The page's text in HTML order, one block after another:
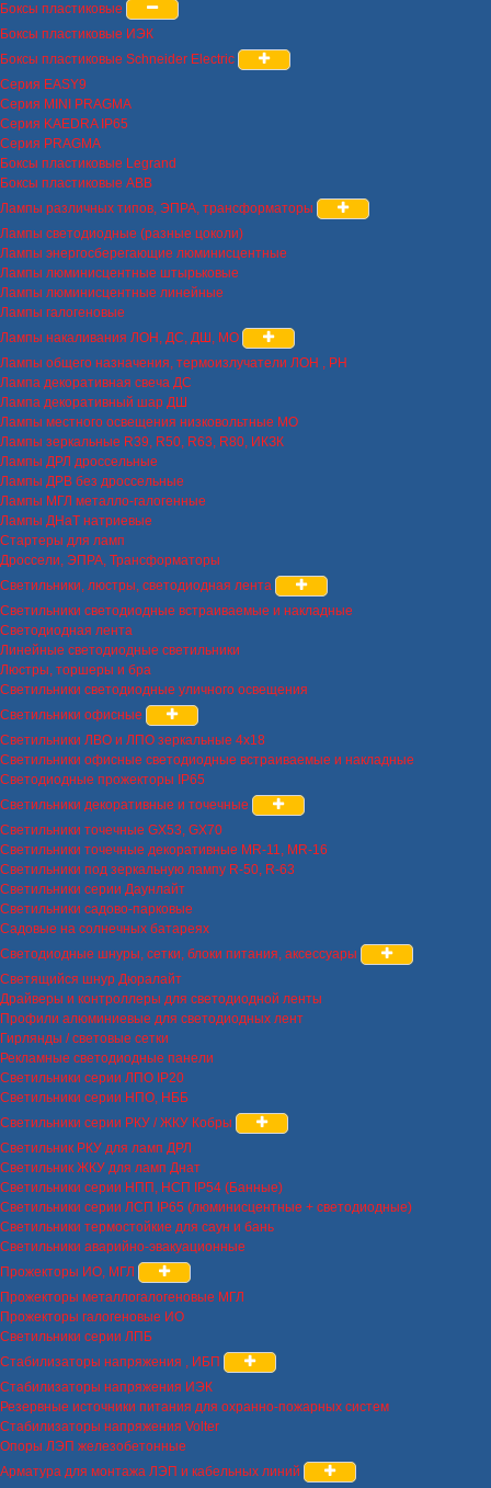
Боксы пластиковые
Боксы пластиковые ИЭК
Боксы пластиковые Schneider Electric
Серия EASY9
Серия MINI PRAGMA
Серия KAEDRA IP65
Серия PRAGMA
Боксы пластиковые Legrand
Боксы пластиковые ABB
Лампы различных типов, ЭПРА, трансформаторы
Лампы светодиодные (разные цоколи)
Лампы энергосберегающие люминисцентные
Лампы люминисцентные штырьковые
Лампы люминисцентные линейные
Лампы галогеновые
Лампы накаливания ЛОН, ДС, ДШ, МО
Лампы общего назначения, термоизлучатели ЛОН , РН
Лампа декоративная свеча ДС
Лампа декоративный шар ДШ
Лампы местного освещения низковольтные МО
Лампы зеркальные R39, R50, R63, R80, ИКЗК
Лампы ДРЛ дроссельные
Лампы ДРВ без дроссельные
Лампы МГЛ металло-галогенные
Лампы ДНаТ натриевые
Стартеры для ламп
Дроссели, ЭПРА, Трансформаторы
Светильники, люстры, светодиодная лента
Светильники светодиодные встраиваемые и накладные
Светодиодная лента
Линейные светодиодные светильники
Люстры, торшеры и бра
Светильники светодиодные уличного освещения
Светильники офисные
Светильники ЛВО и ЛПО зеркальные 4х18
Светильники офисные светодиодные встраиваемые и накладные
Светодиодные прожекторы IP65
Светильники декоративные и точечные
Светильники точечные GX53, GX70
Светильники точечные декоративные MR-11, MR-16
Светильники под зеркальную лампу R-50, R-63
Светильники серии Даунлайт
Светильники садово-парковые
Садовые на солнечных батареях
Светодиодные шнуры, сетки, блоки питания, аксессуары
Светящийся шнур Дюралайт
Драйверы и контроллеры для светодиодной ленты
Профили алюминиевые для светодиодных лент
Гирлянды / световые сетки
Рекламные светодиодные панели
Светильники серии ЛПО IP20
Светильники серии НПО, НББ
Светильники серии РКУ / ЖКУ Кобры
Светильник РКУ для ламп ДРЛ
Светильник ЖКУ для ламп Днат
Светильники серии НПП, НСП IP54 (Банные)
Светильники серии ЛСП IP65 (люминисцентные + светодиодные)
Светильники термостойкие для саун и бань
Светильники аварийно-эвакуационные
Прожекторы ИО, МГЛ
Прожекторы металлогалогеновые МГЛ
Прожекторы галогеновые ИО
Светильники серии ЛПБ
Стабилизаторы напряжения , ИБП
Стабилизаторы напряжения ИЭК
Резервные источники питания для охранно-пожарных систем
Стабилизаторы напряжения Volter
Опоры ЛЭП железобетонные
Арматура для монтажа ЛЭП и кабельных линий